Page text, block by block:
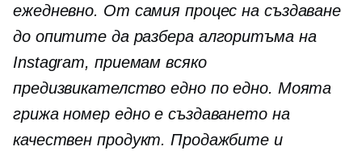
ежедневно. От самия процес на създаване
до опитите да разбера алгоритъма на
Instagram, приемам всяко
предизвикателство едно по едно. Моята
грижа номер едно е създаването на
качествен продукт. Продажбите и